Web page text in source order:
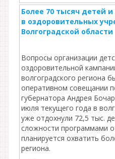
Более 70 тысяч детей
в оздоровительных
Волгоградской области
Вопросы организации
оздоровительной
волгоградского региона
оперативном совещании
губернатора Андрея
июля текущего года в
уже отдохнули 72,5 тыс.
сложности программами
планируется охватить
региона.